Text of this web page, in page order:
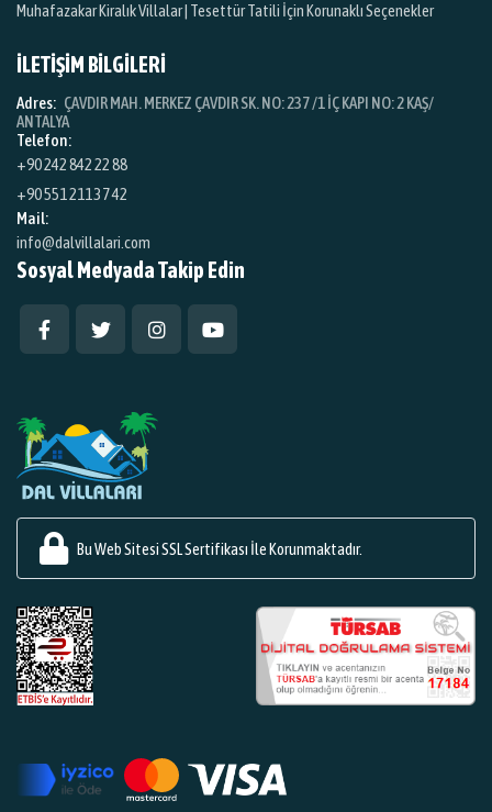
Muhafazakar Kiralık Villalar | Tesettür Tatili İçin Korunaklı Seçenekler
İLETİŞİM BİLGİLERİ
Adres: ÇAVDIR MAH. MERKEZ ÇAVDIR SK. NO: 237 /1 İÇ KAPI NO: 2 KAŞ/
ANTALYA
Telefon:
+90 242 842 22 88
+90 551 211 37 42
Mail:
info@dalvillalari.com
Sosyal Medyada Takip Edin
Bu Web Sitesi SSL Sertifikası İle Korunmaktadır.